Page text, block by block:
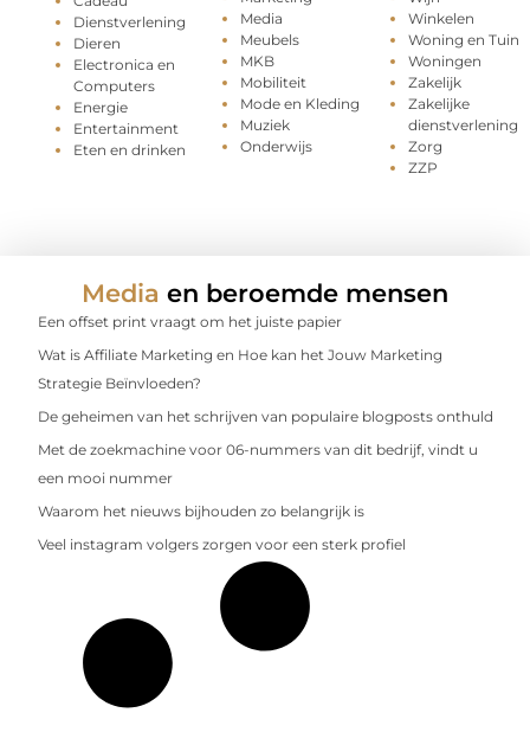
Dienstverlening
Dieren
Electronica en
Computers
Energie
Entertainment
Eten en drinken
Media
Meubels
MKB
Mobiliteit
Mode en Kleding
Muziek
Onderwijs
Winkelen
Woning en Tuin
Woningen
Zakelijk
Zakelijke
dienstverlening
Zorg
ZZP
Media en beroemde mensen
Een offset print vraagt om het juiste papier
Wat is Affiliate Marketing en Hoe kan het Jouw Marketing
Strategie Beïnvloeden?
De geheimen van het schrijven van populaire blogposts onthuld
Met de zoekmachine voor 06-nummers van dit bedrijf, vindt u
een mooi nummer
Waarom het nieuws bijhouden zo belangrijk is
Veel instagram volgers zorgen voor een sterk profiel